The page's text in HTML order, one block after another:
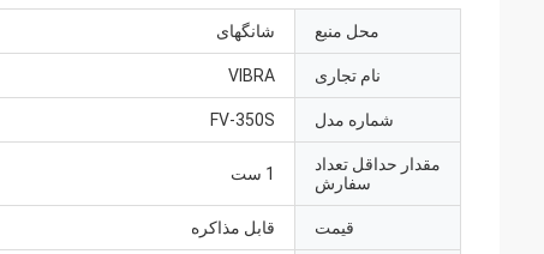
محل منبع شانگهای
نام تجاری VIBRA
شماره مدل FV-350S
مقدار حداقل تعداد
سفارش
1 ست
قیمت قابل مذاکره